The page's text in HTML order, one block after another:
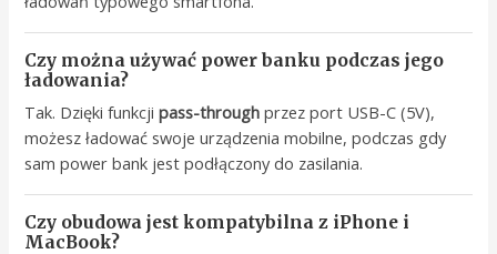
Czy można używać power banku podczas jego
ładowania?
Tak. Dzięki funkcjipass-through przez port USB-C (5V),
możesz ładować swoje urządzenia mobilne, podczas gdy
sam power bank jest podłączony do zasilania.
Czy obudowa jest kompatybilna z iPhone i
MacBook?